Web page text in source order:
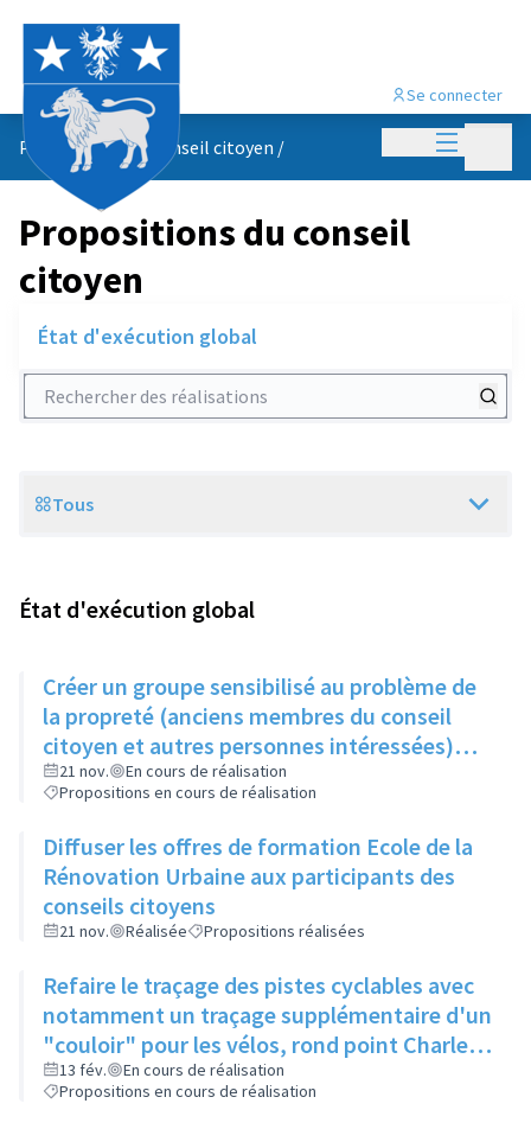
Menu
Se connecter
Propositions du conseil citoyen /
Propositions du conseil
citoyen
État d'exécution global
Rechercher des réalisations
Scope
Tous
État d'exécution global
Créer un groupe sensibilisé au problème de
la propreté (anciens membres du conseil
citoyen et autres personnes intéressées)
qui, une fois par trimestre, ferait remonter
les informations au service concerné
21 nov.
En cours de réalisation
Propositions en cours de réalisation
Diffuser les offres de formation Ecole de la
Rénovation Urbaine aux participants des
conseils citoyens
21 nov. Réalisée Propositions réalisées
Refaire le traçage des pistes cyclables avec
notamment un traçage supplémentaire d'un
"couloir" pour les vélos, rond point Charles
de Gaulle, pour relier 2 pistes existantes
13 fév.
En cours de réalisation
Propositions en cours de réalisation